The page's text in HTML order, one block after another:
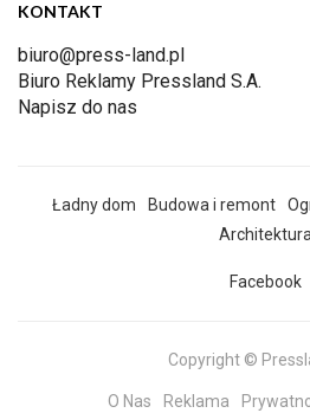
KONTAKT
biuro@press-land.pl
Biuro Reklamy Pressland S.A.
Napisz do nas
Ładny dom Budowa i remont
Facebook
Copyright ©
O Nas Reklama